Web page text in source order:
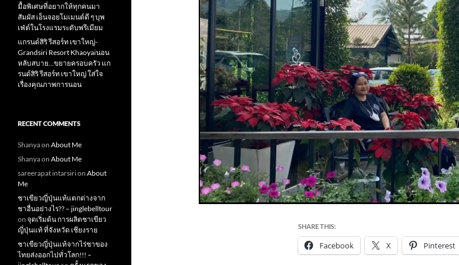
SHARE THIS:
Facebook X Pinterest
มื้อพิเศษที่อยากให้ทุกคนมา
สัมผัส เอ็นจอยโมเมนต์ดี ๆ บุพ
เฟ่ต์ในโรงแรมระดับพรีเมียม
แกรนด์สิริ​ รีสอร์ท​ เขาใหญ่​-
Grandsiri​ Resort​ Khaoyaiนอน
หลับสบาย…ขยายครอบครัว แก
รนด์สิริ รีสอร์ท เขาใหญ่ ใส่ใจ
เรื่องคุณภาพการนอน
RECENT COMMENTS
Shanyaon About Me
Shanyaon About Me
sareerapat intarsirion About
Me
ชาเขียวญี่ปุ่นแท้แตกต่างจาก
ชาอื่นอย่างไร?? – jinglebelltour
on จุดเริ่มต้น การผลิตชาเขียว
ญี่ปุ่นแท้ ที่จังหวัด เชียงราย
ชาเขียวญี่ปุ่นแท้จากไร่ชาของ
ไทยส่งออกไปทั่วโลก!!! –